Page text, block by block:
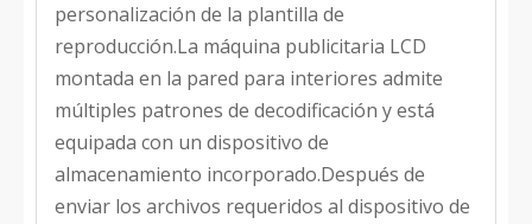
personalización de la plantilla de
reproducción.La máquina publicitaria LCD
montada en la pared para interiores admite
múltiples patrones de decodificación y está
equipada con un dispositivo de
almacenamiento incorporado.Después de
enviar los archivos requeridos al dispositivo de